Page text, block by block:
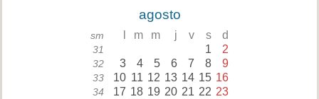
agosto
sm m m j v s d
31 1 2
32 3 4 5 6 7 8 9
33 10 11 12 13 14 15 16
34 17 18 19 20 21 22 23